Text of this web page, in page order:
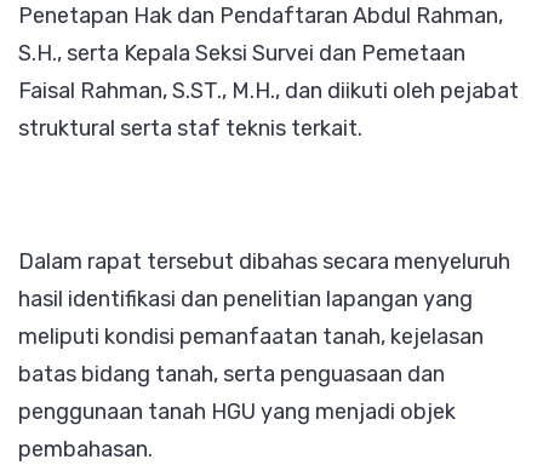
Penetapan Hak dan Pendaftaran Abdul Rahman,
S.H., serta Kepala Seksi Survei dan Pemetaan
Faisal Rahman, S.ST., M.H., dan diikuti oleh pejabat
struktural serta staf teknis terkait.
Dalam rapat tersebut dibahas secara menyeluruh
hasil identifikasi dan penelitian lapangan yang
meliputi kondisi pemanfaatan tanah, kejelasan
batas bidang tanah, serta penguasaan dan
penggunaan tanah HGU yang menjadi objek
pembahasan.